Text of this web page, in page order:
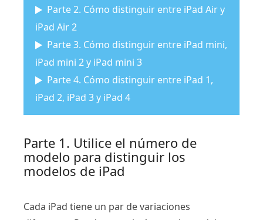
Parte 2. Cómo distinguir entre iPad Air y
iPad Air 2
Parte 3. Cómo distinguir entre iPad mini,
iPad mini 2 y iPad mini 3
Parte 4. Cómo distinguir entre iPad 1,
iPad 2, iPad 3 y iPad 4
Parte 1. Utilice el número de
modelo para distinguir los
modelos de iPad
Cada iPad tiene un par de variaciones